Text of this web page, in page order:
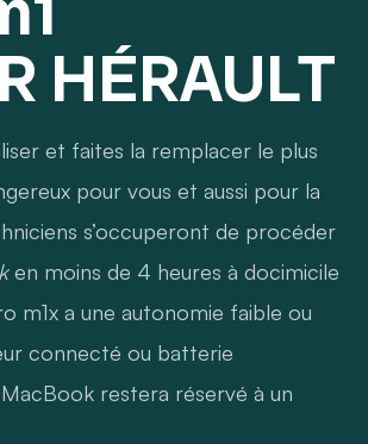
HÉRAULT
et faites la remplacer le plus
pour vous et aussi pour la
s’occuperont de procéder
en moins de 4 heures à docimicile
m1x a une autonomie faible ou
connecté ou batterie
restera réservé à un